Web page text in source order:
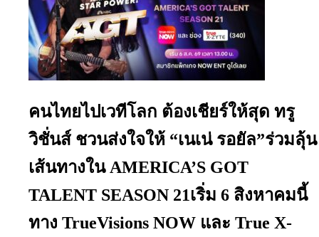
คนไทยไปเวทีโลก ต้องเชียร์ให้สุด ทรู
วิชั่นส์ ชวนส่งใจให้ “เนเน่ รอยัล”ร่วมลุ้น
เส้นทางใน AMERICA’S GOT
TALENT SEASON 21เริ่ม 6 สิงหาคมนี้
ทาง TrueVisions NOW และ True X-